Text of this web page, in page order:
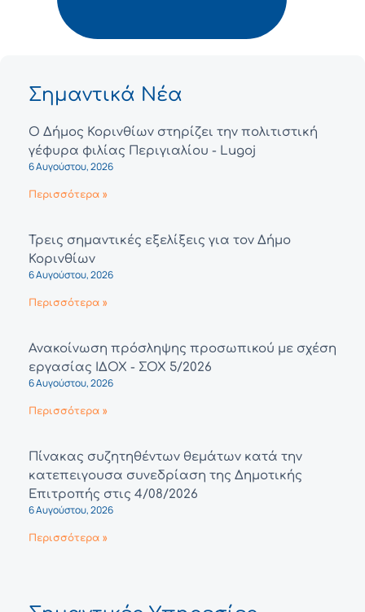
Σημαντικά Νέα
Ο Δήμος Κορινθίων στηρίζει την πολιτιστική
γέφυρα φιλίας Περιγιαλίου - Lugoj
6 Αυγούστου, 2026
Περισσότερα »
Τρεις σημαντικές εξελίξεις για τον Δήμο
Κορινθίων
6 Αυγούστου, 2026
Περισσότερα »
Ανακοίνωση πρόσληψης προσωπικού με σχέση
εργασίας ΙΔΟΧ - ΣΟΧ 5/2026
6 Αυγούστου, 2026
Περισσότερα »
Πίνακας συζητηθέντων θεμάτων κατά την
κατεπειγουσα συνεδρίαση της Δημοτικής
Επιτροπής στις 4/08/2026
6 Αυγούστου, 2026
Περισσότερα »